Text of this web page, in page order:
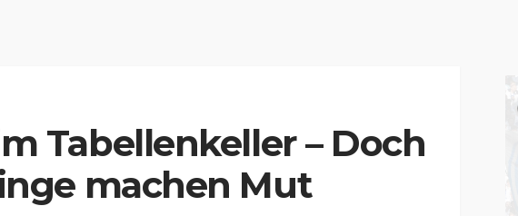
Tabellenkeller – Doch
machen Mut